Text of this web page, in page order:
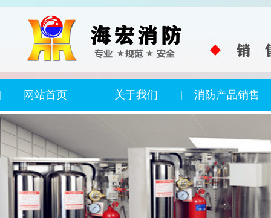
网站首页 关于我们 消防产品销售